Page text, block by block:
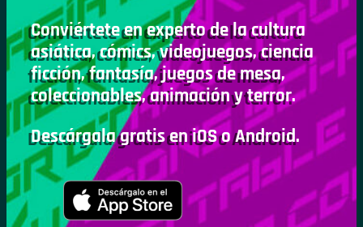
Conviértete en experto de la cultura
asiática, cómics, videojuegos, ciencia
ficción, fantasía, juegos de mesa,
coleccionables, animación y terror.
Descárgala gratis en iOS o Android.